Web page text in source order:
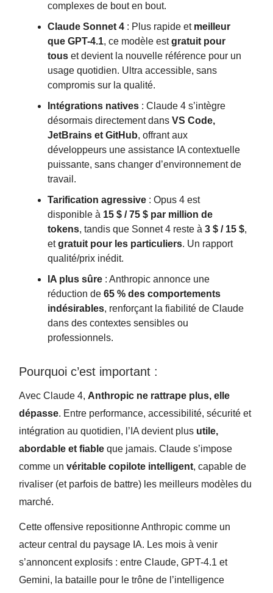
complexes de bout en bout.
Claude Sonnet 4 : Plus rapide et meilleur
que GPT-4.1, ce modèle estgratuit pour
tous et devient la nouvelle référence pour un
usage quotidien. Ultra accessible, sans
compromis sur la qualité.
Intégrations natives : Claude 4 s’intègre
désormais directement dans VS Code,
JetBrains et GitHub, offrant aux
développeurs une assistance IA contextuelle
puissante, sans changer d’environnement de
travail.
Tarification agressive : Opus 4 est
disponible à 15 $ / 75 $ par million de
tokens, tandis que Sonnet 4 reste à 3 $ / 15 $,
etgratuit pour les particuliers. Un rapport
qualité/prix inédit.
IA plus sûre : Anthropic annonce une
réduction de 65 % des comportements
indésirables, renforçant la fiabilité de Claude
dans des contextes sensibles ou
professionnels.
Pourquoi c’est important :
Avec Claude 4, Anthropic ne rattrape plus, elle
dépasse. Entre performance, accessibilité, sécurité et
intégration au quotidien, l’IA devient plus utile,
abordable et fiable que jamais. Claude s’impose
comme un véritable copilote intelligent, capable de
rivaliser (et parfois de battre) les meilleurs modèles du
marché.
Cette offensive repositionne Anthropic comme un
acteur central du paysage IA. Les mois à venir
s’annoncent explosifs : entre Claude, GPT-4.1 et
Gemini, la bataille pour le trône de l’intelligence